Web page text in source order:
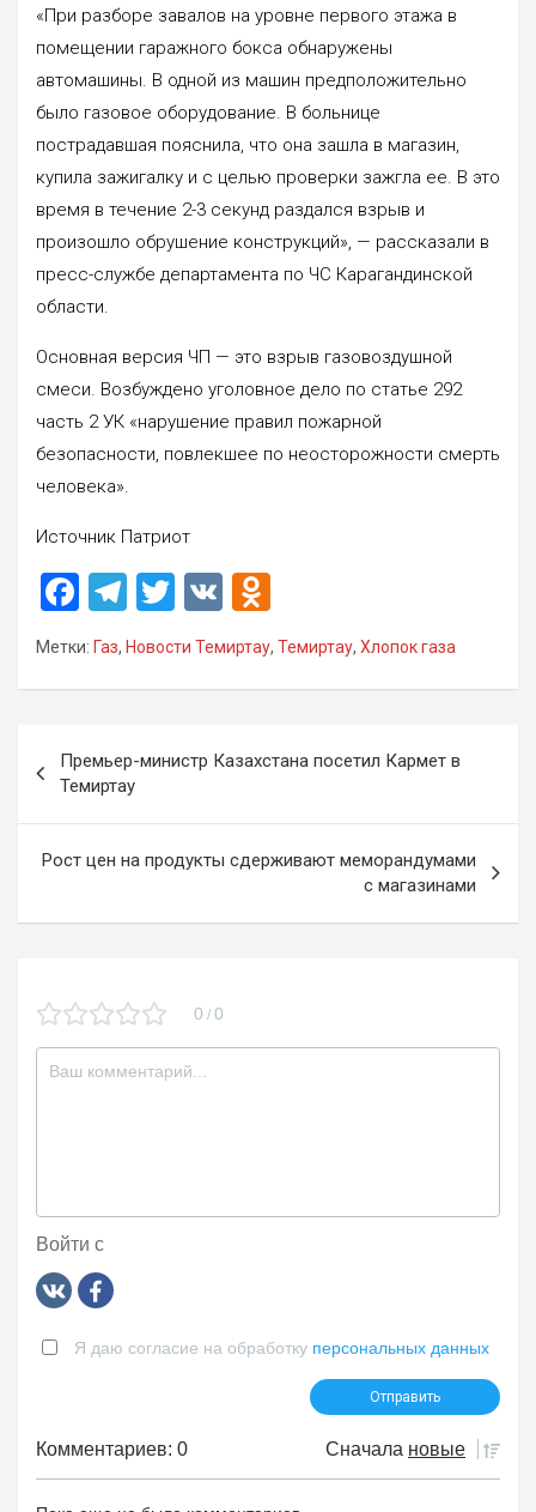
«При разборе завалов на уровне первого этажа в
помещении гаражного бокса обнаружены
автомашины. В одной из машин предположительно
было газовое оборудование. В больнице
пострадавшая пояснила, что она зашла в магазин,
купила зажигалку и с целью проверки зажгла ее. В это
время в течение 2-3 секунд раздался взрыв и
произошло обрушение конструкций», — рассказали в
пресс-службе департамента по ЧС Карагандинской
области.
Основная версия ЧП — это взрыв газовоздушной
смеси. Возбуждено уголовное дело по статье 292
часть 2 УК «нарушение правил пожарной
безопасности, повлекшее по неосторожности смерть
человека».
Источник Патриот
F
a
ce
o
o
k
T
el
e
a
m
T
wi
tt
V
d
n
kl
ss
ni
Метки: Газ, Новости Темиртау, Темиртау, Хлопок газа
по
записям
Премьер-министр Казахстана посетил Кармет в
Темиртау
Рост цен на продукты сдерживают меморандумами
с магазинами
0 / 0
Войти с
Я даю согласие на обработку персональных данных
Комментариев: 0 Сначала новые